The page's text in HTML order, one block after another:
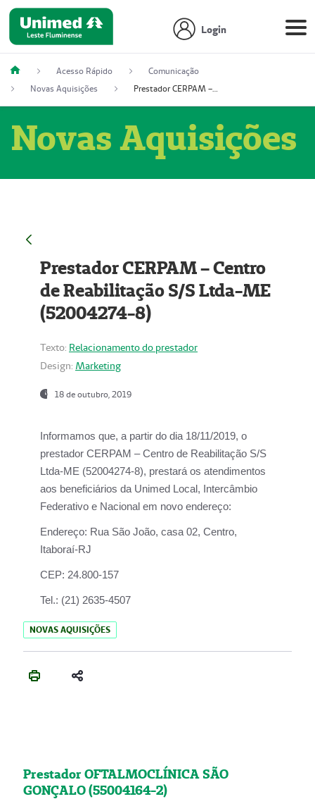
Login
Acesso Rápido
Comunicação
Novas Aquisições
Prestador CERPAM – Centro de Reabilitação S/S Ltda-ME (52004274-8)
Novas Aquisições
Prestador CERPAM – Centro
de Reabilitação S/S Ltda-ME
(52004274-8)
Texto: Relacionamento do prestador
Design: Marketing
18 de outubro, 2019
Informamos que, a partir do dia 18/11/2019, o
prestador CERPAM – Centro de Reabilitação S/S
Ltda-ME (52004274-8), prestará os atendimentos
aos beneficiários da Unimed Local, Intercâmbio
Federativo e Nacional em novo endereço:
Endereço: Rua São João, casa 02, Centro,
Itaboraí-RJ
CEP: 24.800-157
Tel.: (21) 2635-4507
NOVAS AQUISIÇÕES
Prestador OFTALMOCLÍNICA SÃO
GONÇALO (55004164-2)